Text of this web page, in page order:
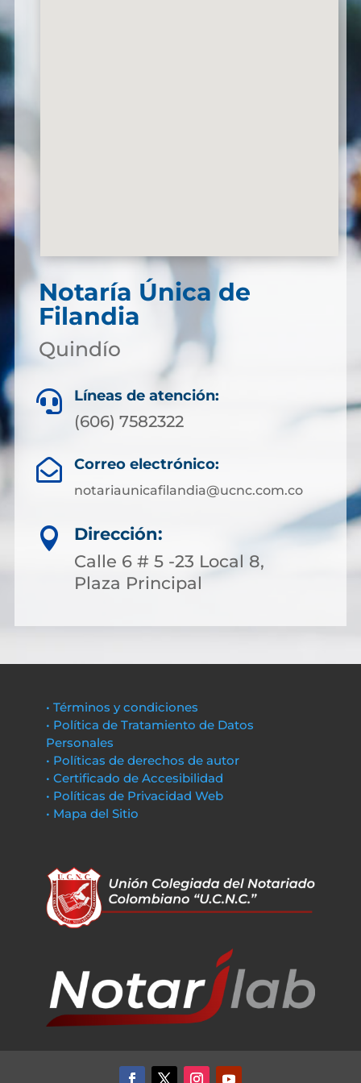
Notaría Única de
Filandia
Quindío
 Líneas de atención:
(606) 7582322
 Correo electrónico:
notariaunicafilandia@ucnc.com.co

Dirección:
Calle 6 # 5 -23 Local 8,
Plaza Principal
• Términos y condiciones
• Política de Tratamiento de Datos
Personales
• Políticas de derechos de autor
• Certificado de Accesibilidad
• Políticas de Privacidad Web
• Mapa del Sitio